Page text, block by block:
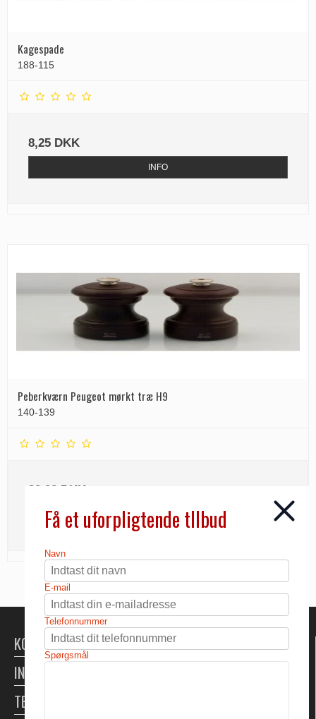
Kagespade
188-115
8,25 DKK
INFO
Peberkværn Peugeot mørkt træ H9
140-139
20,00 DKK
INFO
KONTAKT
INFORMATION
TELTUDLEJNING
Få et uforpligtende tllbud
Navn
E-mail
Telefonnummer
Spørgsmål